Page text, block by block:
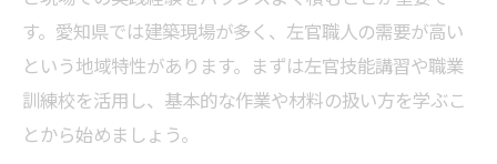
す。愛知県では建築現場が多く、左官職人の需要が高い
という地域特性があります。まずは左官技能講習や職業
訓練校を活用し、基本的な作業や材料の扱い方を学ぶこ
とから始めましょう。